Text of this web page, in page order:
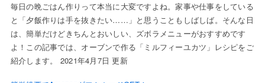
毎日の晩ごはん作りって本当に大変ですよね。家事や仕事をしている
と「夕飯作りは手を抜きたい……」と思うこともしばしば。そんな日
は、簡単だけどきちんとおいしい、ズボラメニューがおすすめです
よ！この記事では、オーブンで作る「ミルフィーユカツ」レシピをご
紹介します。 2021年4月7日 更新